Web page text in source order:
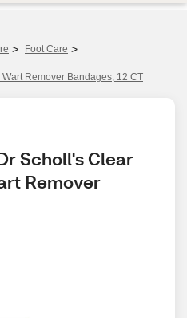
> Foot Care >
Remover Bandages, 12 CT
Scholl's Clear
Remover